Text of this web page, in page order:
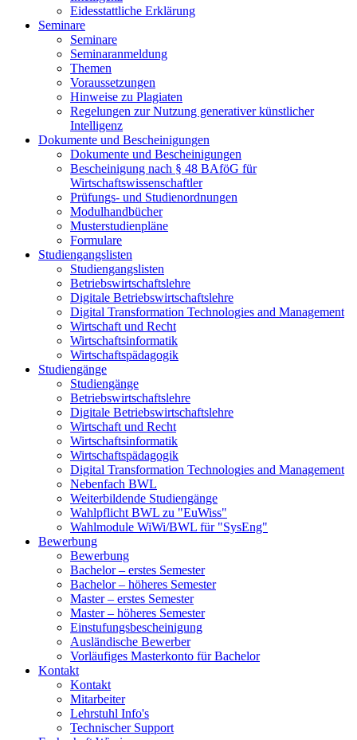
Eidesstattliche Erklärung
Seminare
Seminare
Seminaranmeldung
Themen
Voraussetzungen
Hinweise zu Plagiaten
Regelungen zur Nutzung generativer künstlicher
Intelligenz
Dokumente und Bescheinigungen
Dokumente und Bescheinigungen
Bescheinigung nach § 48 BAföG für
Wirtschaftswissenschaftler
Prüfungs- und Studienordnungen
Modulhandbücher
Musterstudienpläne
Formulare
Studiengangslisten
Studiengangslisten
Betriebswirtschaftslehre
Digitale Betriebswirtschaftslehre
Digital Transformation Technologies and Management
Wirtschaft und Recht
Wirtschaftsinformatik
Wirtschaftspädagogik
Studiengänge
Studiengänge
Betriebswirtschaftslehre
Digitale Betriebswirtschaftslehre
Wirtschaft und Recht
Wirtschaftsinformatik
Wirtschaftspädagogik
Digital Transformation Technologies and Management
Nebenfach BWL
Weiterbildende Studiengänge
Wahlpflicht BWL zu "EuWiss"
Wahlmodule WiWi/BWL für "SysEng"
Bewerbung
Bewerbung
Bachelor – erstes Semester
Bachelor – höheres Semester
Master – erstes Semester
Master – höheres Semester
Einstufungsbescheinigung
Ausländische Bewerber
Vorläufiges Masterkonto für Bachelor
Kontakt
Kontakt
Mitarbeiter
Lehrstuhl Info's
Technischer Support